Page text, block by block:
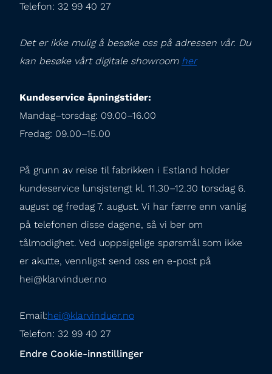
Telefon: 32 99 40 27
Det er ikke mulig å besøke oss på adressen vår. Du
kan besøke vårt digitale showroom her
Kundeservice åpningstider:
Mandag–torsdag: 09.00–16.00
Fredag: 09.00–15.00
På grunn av reise til fabrikken i Estland holder
kundeservice lunsjstengt kl. 11.30–12.30 torsdag 6.
august og fredag 7. august. Vi har færre enn vanlig
på telefonen disse dagene, så vi ber om
tålmodighet. Ved uoppsigelige spørsmål som ikke
er akutte, vennligst send oss en e-post på
hei@klarvinduer.no
Email:hei@klarvinduer.no
Telefon: 32 99 40 27
Endre Cookie-innstillinger